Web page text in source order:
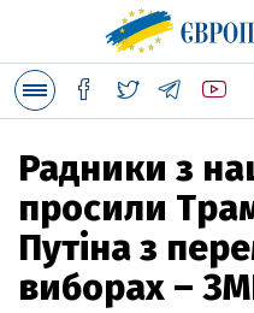
Радники з
просили
Путіна з
виборах –